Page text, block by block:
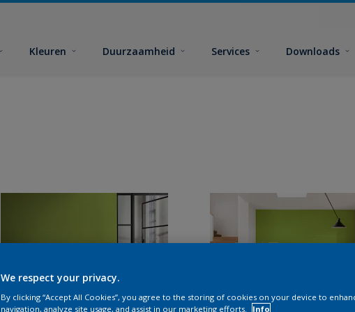
Kleuren Duurzaamheid Services Downloads
We respect your privacy.
By clicking “Accept All Cookies”, you agree to the storing of cookies on your device to
navigation, analyze site usage, and assist in our marketing efforts.
Info